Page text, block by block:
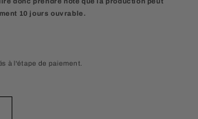
10 jours ouvrable.
à l'étape de paiement.